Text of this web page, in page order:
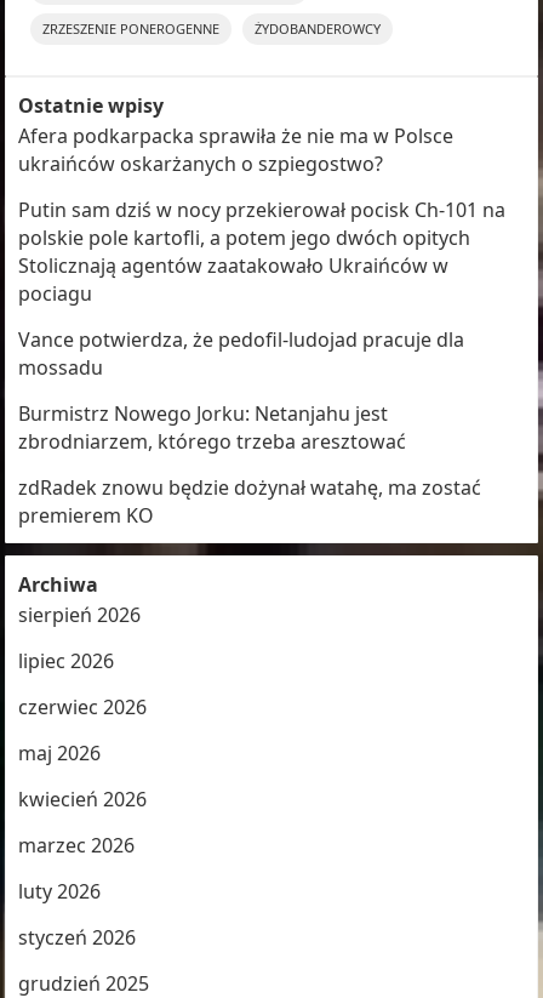
ZRZESZENIE PONEROGENNE ŻYDOBANDEROWCY
Ostatnie wpisy
Afera podkarpacka sprawiła że nie ma w Polsce
ukraińców oskarżanych o szpiegostwo?
Putin sam dziś w nocy przekierował pocisk Ch-101 na
polskie pole kartofli, a potem jego dwóch opitych
Stolicznają agentów zaatakowało Ukraińców w
pociagu
Vance potwierdza, że pedofil-ludojad pracuje dla
mossadu
Burmistrz Nowego Jorku: Netanjahu jest
zbrodniarzem, którego trzeba aresztować
zdRadek znowu będzie dożynał watahę, ma zostać
premierem KO
Archiwa
sierpień 2026
lipiec 2026
czerwiec 2026
maj 2026
kwiecień 2026
marzec 2026
luty 2026
styczeń 2026
grudzień 2025